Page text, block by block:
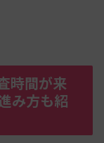
時間が来
み方も紹